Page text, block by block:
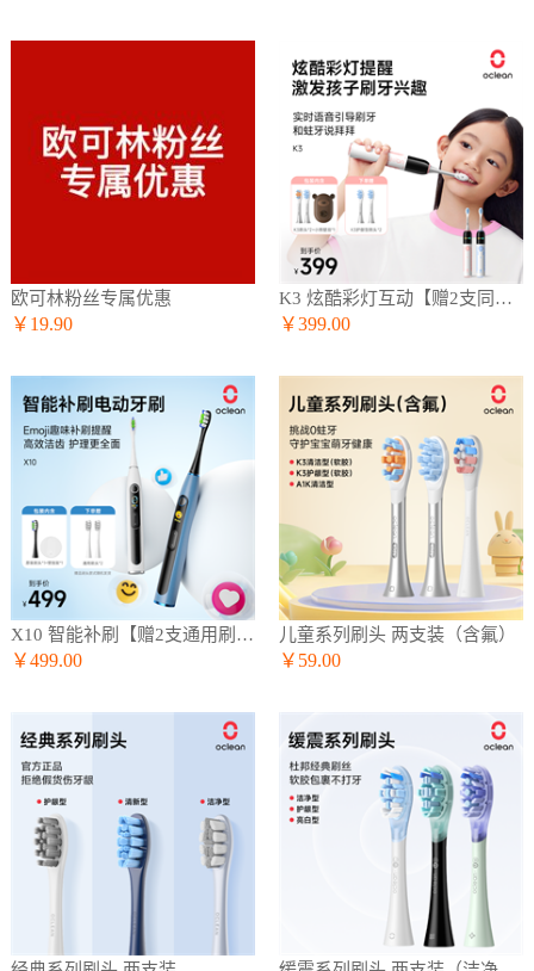
欧可林粉丝专属优惠
￥19.90
K3 炫酷彩灯互动【赠2支同款刷头】
￥399.00
X10 智能补刷【赠2支通用刷头】
￥499.00
儿童系列刷头 两支装（含氟）
￥59.00